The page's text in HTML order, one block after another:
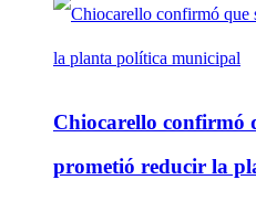
Chiocarello confirmó
prometió reducir la